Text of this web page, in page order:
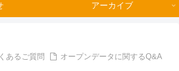
アーカイブ
あるご質問 オープンデータに関するQ&A